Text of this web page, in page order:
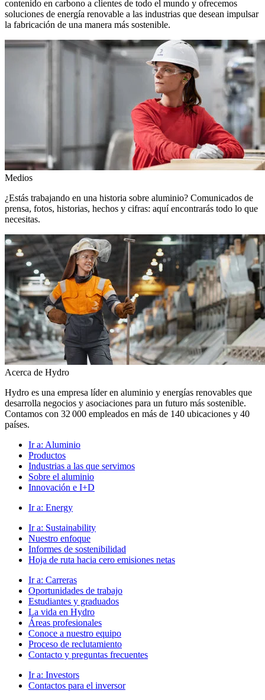
contenido en carbono a clientes de todo el mundo y ofrecemos
soluciones de energía renovable a las industrias que desean impulsar
la fabricación de una manera más sostenible.
Medios
¿Estás trabajando en una historia sobre aluminio? Comunicados de
prensa, fotos, historias, hechos y cifras: aquí encontrarás todo lo que
necesitas.
Acerca de Hydro
Hydro es una empresa líder en aluminio y energías renovables que
desarrolla negocios y asociaciones para un futuro más sostenible.
Contamos con 32 000 empleados en más de 140 ubicaciones y 40
países.
Ir a: Aluminio
Productos
Industrias a las que servimos
Sobre el aluminio
Innovación e I+D
Ir a: Energy
Ir a: Sustainability
Nuestro enfoque
Informes de sostenibilidad
Hoja de ruta hacia cero emisiones netas
Ir a: Carreras
Oportunidades de trabajo
Estudiantes y graduados
La vida en Hydro
Áreas profesionales
Conoce a nuestro equipo
Proceso de reclutamiento
Contacto y preguntas frecuentes
Ir a: Investors
Contactos para el inversor